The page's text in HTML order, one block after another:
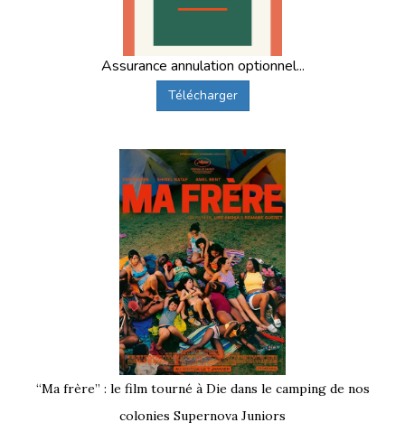
Assurance annulation optionnel...
Télécharger
“Ma frère” : le film tourné à Die dans le camping de nos
colonies Supernova Juniors